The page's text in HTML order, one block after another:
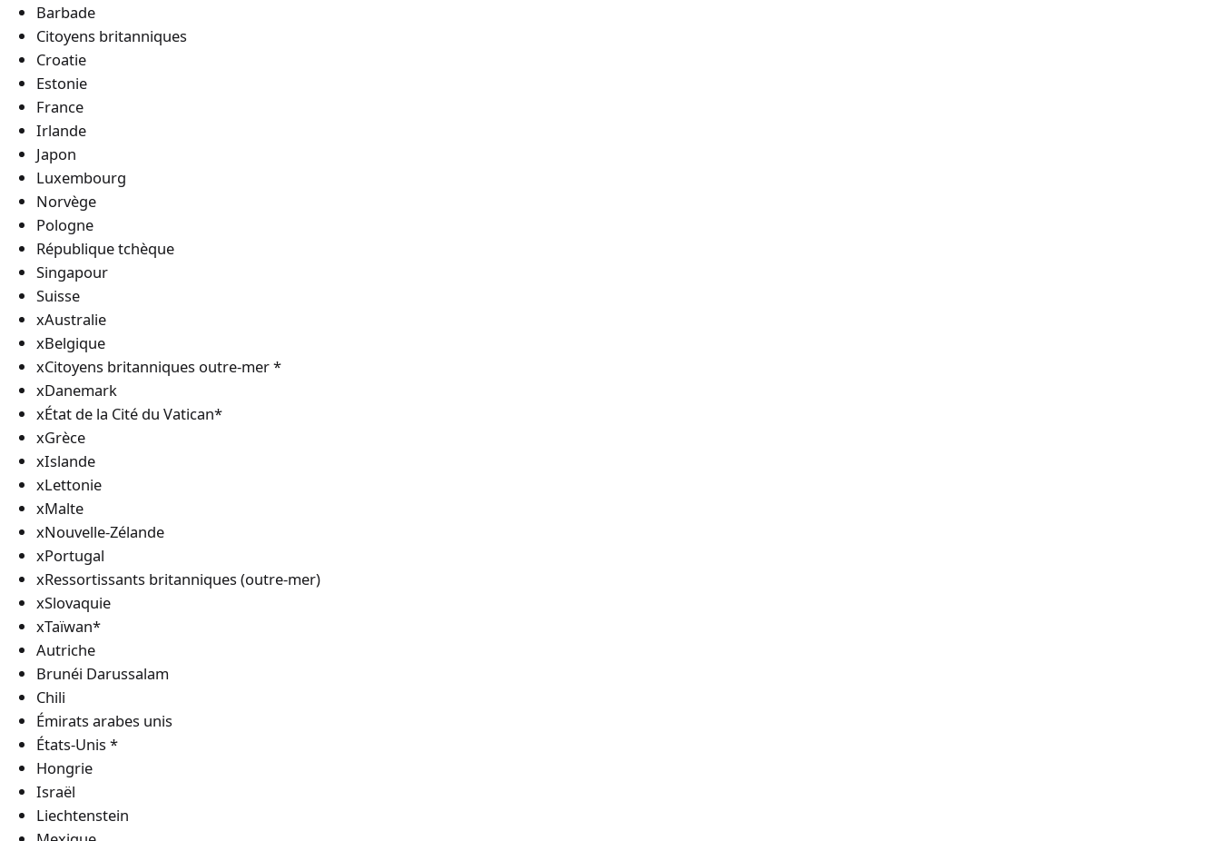
Barbade
Citoyens britanniques
Croatie
Estonie
France
Irlande
Japon
Luxembourg
Norvège
Pologne
République tchèque
Singapour
Suisse
xAustralie
xBelgique
xCitoyens britanniques outre-mer *
xDanemark
xÉtat de la Cité du Vatican*
xGrèce
xIslande
xLettonie
xMalte
xNouvelle-Zélande
xPortugal
xRessortissants britanniques (outre-mer)
xSlovaquie
xTaïwan*
Autriche
Brunéi Darussalam
Chili
Émirats arabes unis
États-Unis *
Hongrie
Israël
Liechtenstein